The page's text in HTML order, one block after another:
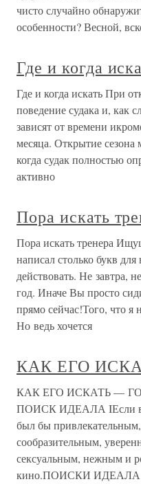
чисто случайно
особенности? Весной,
Где и когда
Где и когда искать При
поведение судака и, как
зависят от времени
месяца. Открытие сезона
когда судак полностью
активно
Пора искать
Пора искать тренера
написал столько букв
действовать. Не завтра,
год. Иначе Вы просто
прямо сейчас!Того, что я
Но ведь хочется
КАК ЕГО
КАК ЕГО ИСКАТЬ —
ПОИСК ИДЕАЛА IЕсли
был бы
сообразительным,
сексуальным, нежным и
кино.ПОИСКИ ИДЕАЛА